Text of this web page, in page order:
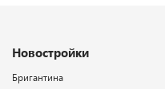
Новостройки
Бригантина